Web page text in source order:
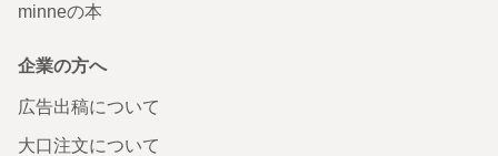
minneの本
企業の方へ
広告出稿について
大口注文について